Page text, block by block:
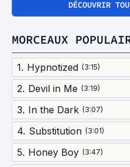
DÉCOUVRIR
MORCEAUX
1. Hypnotized (3:15)
2. Devil in Me (3:19)
3. In the Dark (3:07)
4. Substitution (3:01)
5. Honey Boy (3:47)